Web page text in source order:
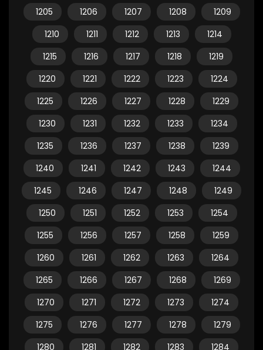
1205
1206 1207 1208
1209
1210
1211 1212 1213
1214
1215
1216 1217 1218
1219
1220
1221 1222 1223
1224
1225
1226 1227 1228
1229
1230
1231 1232 1233
1234
1235
1236 1237 1238
1239
1240
1241 1242 1243
1244
1245
1246 1247 1248
1249
1250
1251 1252 1253
1254
1255
1256 1257 1258
1259
1260
1261 1262 1263
1264
1265
1266 1267 1268
1269
1270
1271 1272 1273
1274
1275
1276 1277 1278
1279
1280
1281 1282 1283
1284